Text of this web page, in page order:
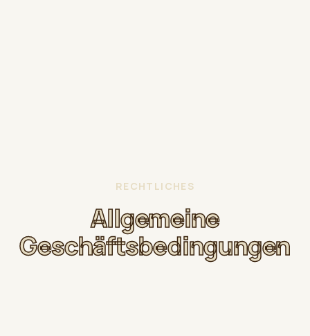
RECHTLICHES
Allgemeine
Geschäftsbedingungen